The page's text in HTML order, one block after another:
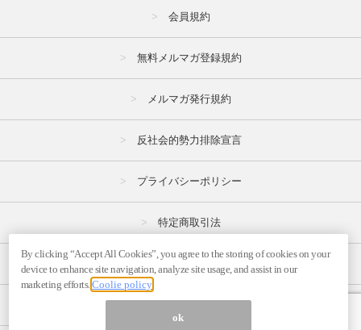
会員規約
無料メルマガ登録規約
メルマガ発行規約
反社会的勢力排除宣言
プライバシーポリシー
特定商取引法
広告掲載はこちら
メルマガの不正・違反報告はこちら
By clicking “Accept All Cookies”, you agree to the storing of cookies on your
device to enhance site navigation, analyze site usage, and assist in our
marketing efforts.Coolie policy
ok